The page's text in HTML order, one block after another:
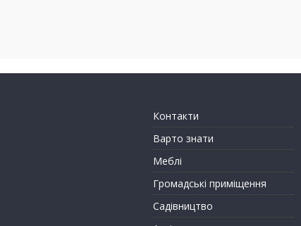
Контакти
Варто знати
Меблі
Громадські приміщення
Садівництво